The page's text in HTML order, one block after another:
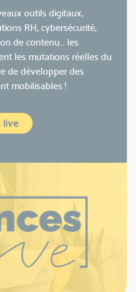
outils digitaux,
RH, cybersécurité,
de contenu… les
les mutations réelles du
de développer des
mobilisables !
live